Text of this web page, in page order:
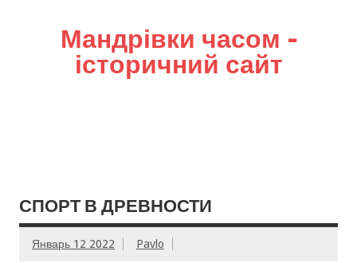
Мандрівки часом –
історичний сайт
СПОРТ В ДРЕВНОСТИ
Январь 12 2022 Pavlo